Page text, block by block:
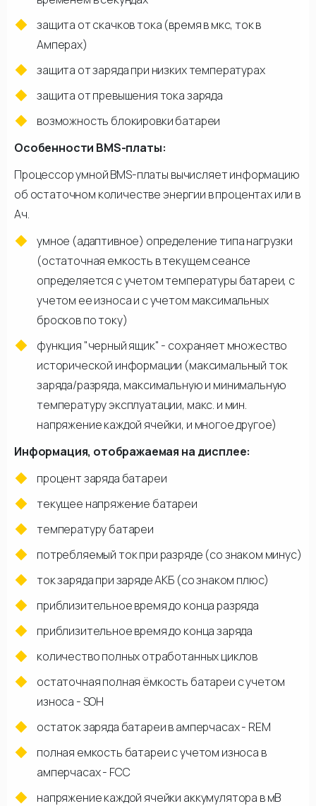
защита от скачков тока (время в мкс, ток в
Амперах)
защита от заряда при низких температурах
защита от превышения тока заряда
возможность блокировки батареи
Особенности BMS-платы:
Процессор умной BMS-платы вычисляет информацию
об остаточном количестве энергии в процентах или в
Ач.
умное (адаптивное) определение типа нагрузки
(остаточная емкость в текущем сеансе
определяется с учетом температуры батареи, с
учетом ее износа и с учетом максимальных
бросков по току)
функция "черный ящик" - сохраняет множество
исторической информации (максимальный ток
заряда/разряда, максимальную и минимальную
температуру эксплуатации, макс. и мин.
напряжение каждой ячейки, и многое другое)
Информация, отображаемая на дисплее:
процент заряда батареи
текущее напряжение батареи
температуру батареи
потребляемый ток при разряде (со знаком минус)
ток заряда при заряде АКБ (со знаком плюс)
приблизительное время до конца разряда
приблизительное время до конца заряда
количество полных отработанных циклов
остаточная полная ёмкость батареи с учетом
износа - SOH
остаток заряда батареи в амперчасах - REM
полная емкость батареи с учетом износа в
амперчасах - FCC
напряжение каждой ячейки аккумулятора в мВ